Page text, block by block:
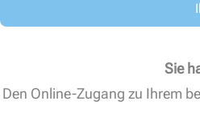
Sie
Den Online-Zugang zu Ihrem